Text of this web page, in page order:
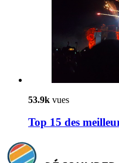
53.9k vues
Top 15 des